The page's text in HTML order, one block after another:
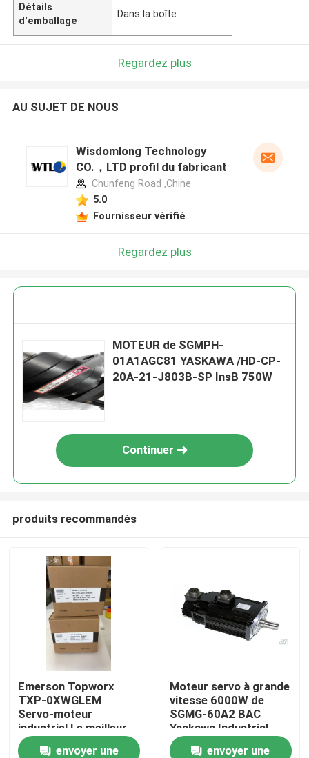
Détails
d'emballage
Dans la boîte
Regardez plus
AU SUJET DE NOUS
Wisdomlong Technology
CO.，LTD profil du fabricant
Chunfeng Road ,Chine
5.0
Fournisseur vérifié
Regardez plus
MOTEUR de SGMPH-
01A1AGC81 YASKAWA /HD-CP-
20A-21-J803B-SP InsB 750W
Continuer
produits recommandés
Emerson Topworx
TXP-0XWGLEM
Servo-moteur
industriel Le meilleur
prix
envoyer une
Moteur servo à grande
vitesse 6000W de
SGMG-60A2 BAC
Yaskawa Industrial
Servo Motor
envoyer une